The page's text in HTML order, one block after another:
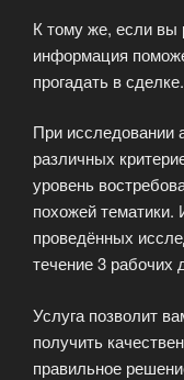
К тому же, если вы
информация
прогадать в сделке.
При исследовании
различных
уровень
похожей тематики.
проведённых
течение 3 рабочих
Услуга позволит
получить
правильное